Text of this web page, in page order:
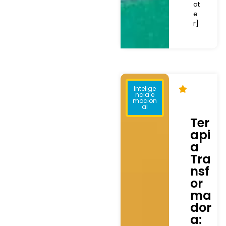
at
e
r]
Intelige
ncia e
mocion
al
Ter
api
a
Tra
nsf
or
ma
dor
a: